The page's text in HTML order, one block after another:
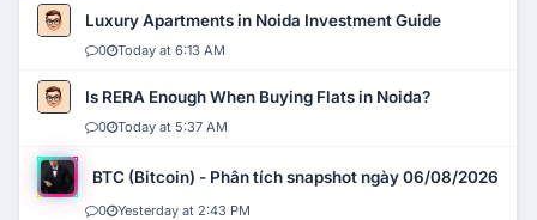
Luxury Apartments in Noida Investment Guide
0 Today at 6:13 AM
Is RERA Enough When Buying Flats in Noida?
0 Today at 5:37 AM
BTC (Bitcoin) - Phân tích snapshot ngày 06/08/2026
0 Yesterday at 2:43 PM